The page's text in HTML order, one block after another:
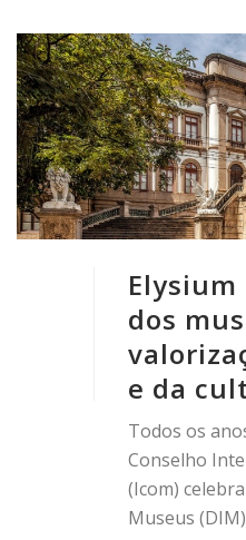
dos
e da
Todos os
Conselho
(Icom)
Museus